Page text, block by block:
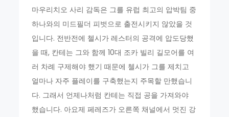
마우리치오 사리 감독은 그를 유럽 최고의 압박팀 중
하나와의 미드필더 피벗으로 출전시키지 않았을 것
입니다. 전반전에 첼시가 레스터의 공격에 압도당했
을 때, 칸테는 그와 함께 10대 조카 빌리 길모어를 여
러 차례 구제해야 했기 때문에 첼시가 그를 제치고
얼마나 자주 플레이를 구축했는지 주목할 만했습니
다. 그래서 언제나처럼 칸테는 직접 공을 가져와야
했습니다. 아요제 페레즈가 오른쪽 채널에서 멋진 강